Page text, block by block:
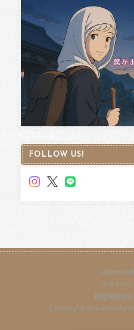
FOLLOW US!
carimelo
プライバ
特定商取引
Copyright © carimelo